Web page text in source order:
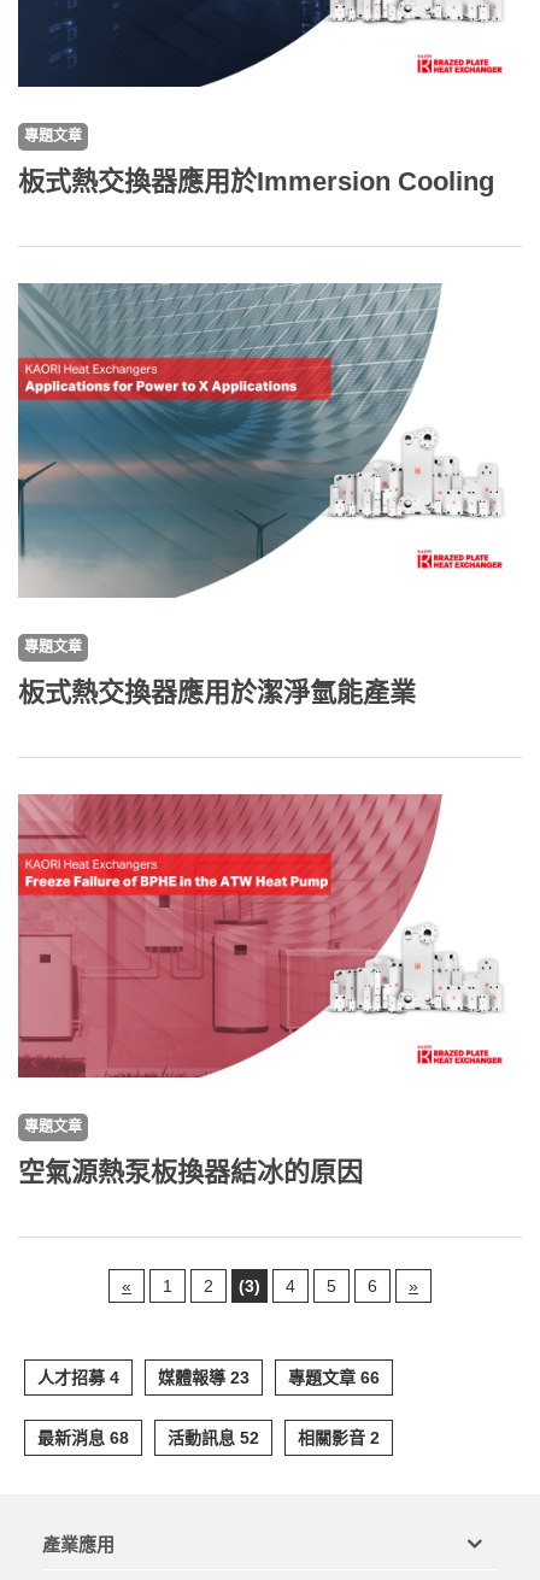
專題文章
板式熱交換器應用於Immersion Cooling
專題文章
板式熱交換器應用於潔淨氫能產業
專題文章
空氣源熱泵板換器結冰的原因
« 1 2 (3) 4 5 6 »
人才招募 4 媒體報導 23 專題文章 66
最新消息 68 活動訊息 52 相關影音 2
產業應用